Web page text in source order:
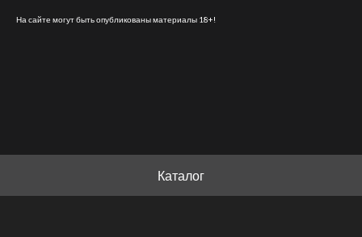
На сайте могут быть опубликованы материалы 18+!
Каталог